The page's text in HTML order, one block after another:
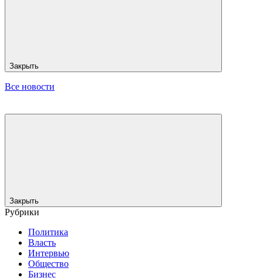
Закрыть
Все новости
Закрыть
Рубрики
Политика
Власть
Интервью
Общество
Бизнес